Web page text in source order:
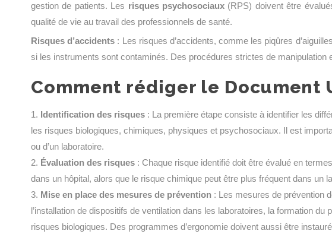
gestion de patients. Les risques psychosociaux(RPS) doivent être
qualité de vie au travail des professionnels de santé.
Risques d’accidents : Les risques d’accidents, comme les piqûres
si les instruments sont contaminés. Des procédures strictes de manipulation
Comment rédiger le Document
Identification des risques : La première étape consiste à identifier les
les risques biologiques, chimiques, physiques et psychosociaux. Il est
ou d’un laboratoire.
Évaluation des risques : Chaque risque identifié doit être évalué en
dans un hôpital, alors que le risque chimique peut être plus fréquent dans
Mise en place des mesures de prévention : Les mesures de prévention
l’installation de dispositifs de ventilation dans les laboratoires, la formation
risques biologiques. Des programmes d’ergonomie doivent aussi être